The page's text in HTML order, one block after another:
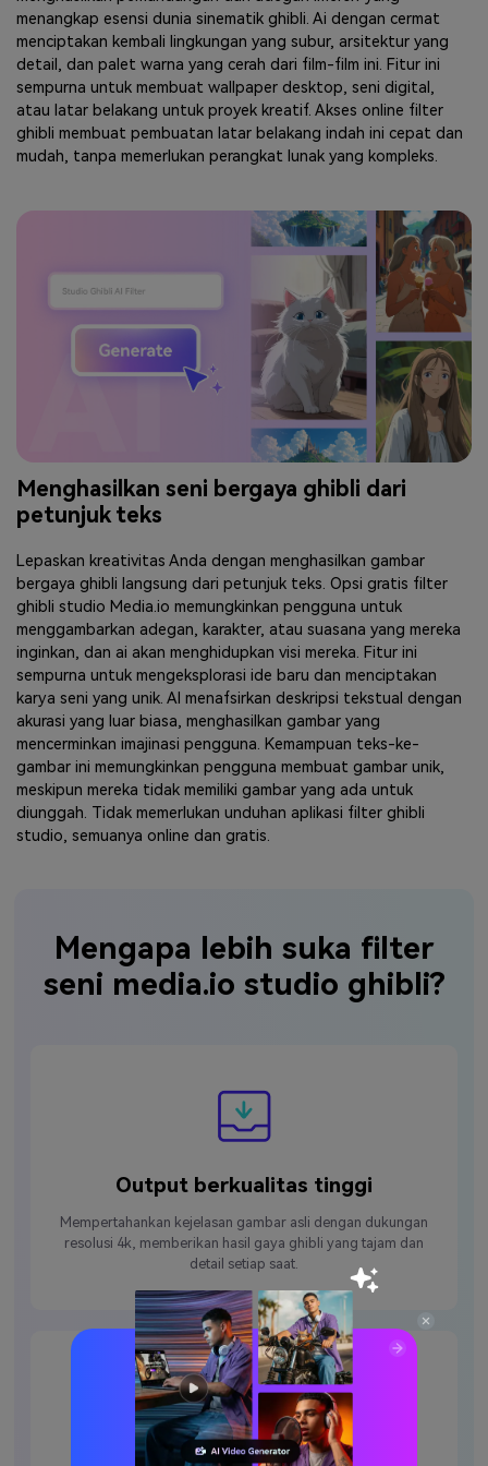
menangkap esensi dunia sinematik ghibli. Ai dengan cermat
menciptakan kembali lingkungan yang subur, arsitektur yang
detail, dan palet warna yang cerah dari film-film ini. Fitur ini
sempurna untuk membuat wallpaper desktop, seni digital,
atau latar belakang untuk proyek kreatif. Akses online filter
ghibli membuat pembuatan latar belakang indah ini cepat dan
mudah, tanpa memerlukan perangkat lunak yang kompleks.
Menghasilkan seni bergaya ghibli dari
petunjuk teks
Lepaskan kreativitas Anda dengan menghasilkan gambar
bergaya ghibli langsung dari petunjuk teks. Opsi gratis filter
ghibli studio Media.io memungkinkan pengguna untuk
menggambarkan adegan, karakter, atau suasana yang mereka
inginkan, dan ai akan menghidupkan visi mereka. Fitur ini
sempurna untuk mengeksplorasi ide baru dan menciptakan
karya seni yang unik. AI menafsirkan deskripsi tekstual dengan
akurasi yang luar biasa, menghasilkan gambar yang
mencerminkan imajinasi pengguna. Kemampuan teks-ke-
gambar ini memungkinkan pengguna membuat gambar unik,
meskipun mereka tidak memiliki gambar yang ada untuk
diunggah. Tidak memerlukan unduhan aplikasi filter ghibli
studio, semuanya online dan gratis.
Mengapa lebih suka filter
seni media.io studio ghibli?
Output berkualitas tinggi
Mempertahankan kejelasan gambar asli dengan dukungan
resolusi 4k, memberikan hasil gaya ghibli yang tajam dan
detail setiap saat.